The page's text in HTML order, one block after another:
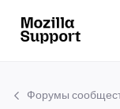
Форумы